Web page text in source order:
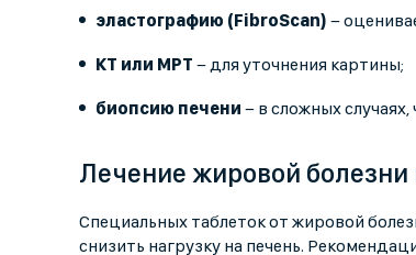
эластографию (FibroScan) −
КТ или МРТ − для уточнения картины;
биопсию печени − в сложных
Лечение жировой болезни
Специальных таблеток от жировой
снизить нагрузку на печень.